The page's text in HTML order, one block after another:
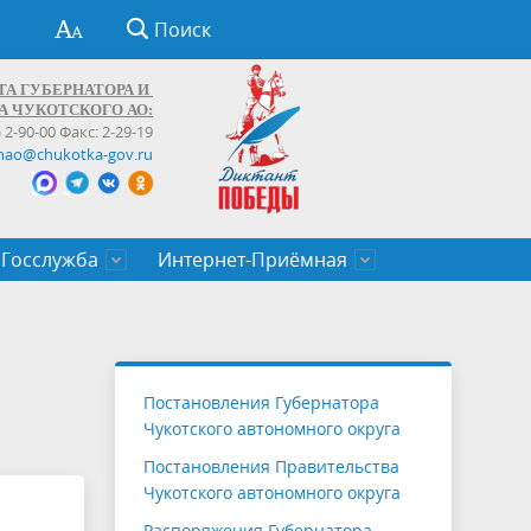
Поиск
ГУБЕРНАТОРА И
ЧУКОТСКОГО АО:
2-90-00 Факс: 2-29-19
gov.ru
Госслужба
служащих Чукотского автономного
Интернет-Приёмная
Постановления Губернатора
Чукотского автономного округа
Постановления Правительства
Чукотского автономного округа